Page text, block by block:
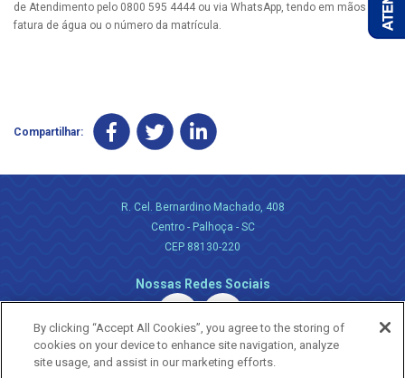
de Atendimento pelo 0800 595 4444 ou via WhatsApp, tendo em mãos a
fatura de água ou o número da matrícula.
Compartilhar:
R. Cel. Bernardino Machado, 408
Centro - Palhoça - SC
CEP 88130-220
Nossas Redes Sociais
By clicking “Accept All Cookies”, you agree to the storing of
cookies on your device to enhance site navigation, analyze
site usage, and assist in our marketing efforts.